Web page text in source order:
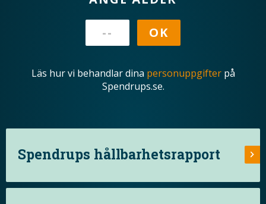
Läs hur vi behandlar dina personuppgifterpå
Spendrups.se.
Spendrups hållbarhetsrapport